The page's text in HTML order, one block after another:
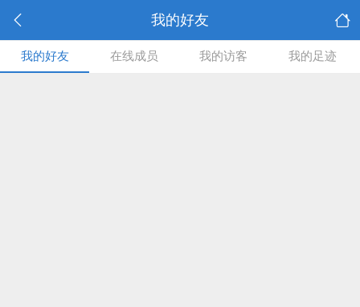
我的好友
我的好友 在线成员 我的访客 我的足迹